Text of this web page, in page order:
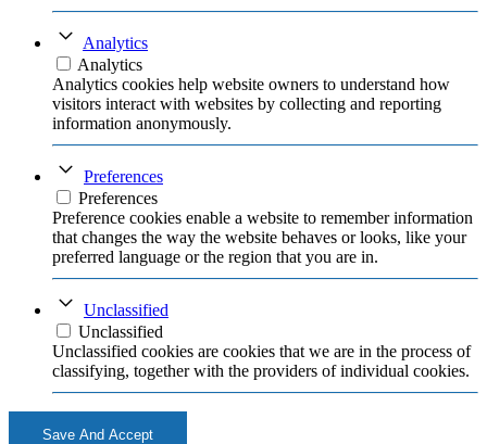
Analytics
Analytics
Analytics cookies help website owners to understand how
visitors interact with websites by collecting and reporting
information anonymously.
Preferences
Preferences
Preference cookies enable a website to remember information
that changes the way the website behaves or looks, like your
preferred language or the region that you are in.
Unclassified
Unclassified
Unclassified cookies are cookies that we are in the process of
classifying, together with the providers of individual cookies.
Save And Accept